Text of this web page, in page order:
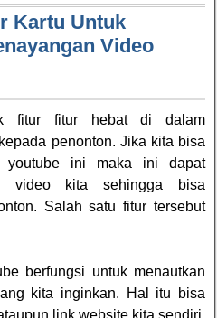
Kartu Untuk
Video
fitur fitur hebat di dalam
penonton. Jika kita bisa
youtube ini maka ini dapat
video kita sehingga bisa
Salah satu fitur tersebut
berfungsi untuk menautkan
kita inginkan. Hal itu bisa
link website kita sendiri.